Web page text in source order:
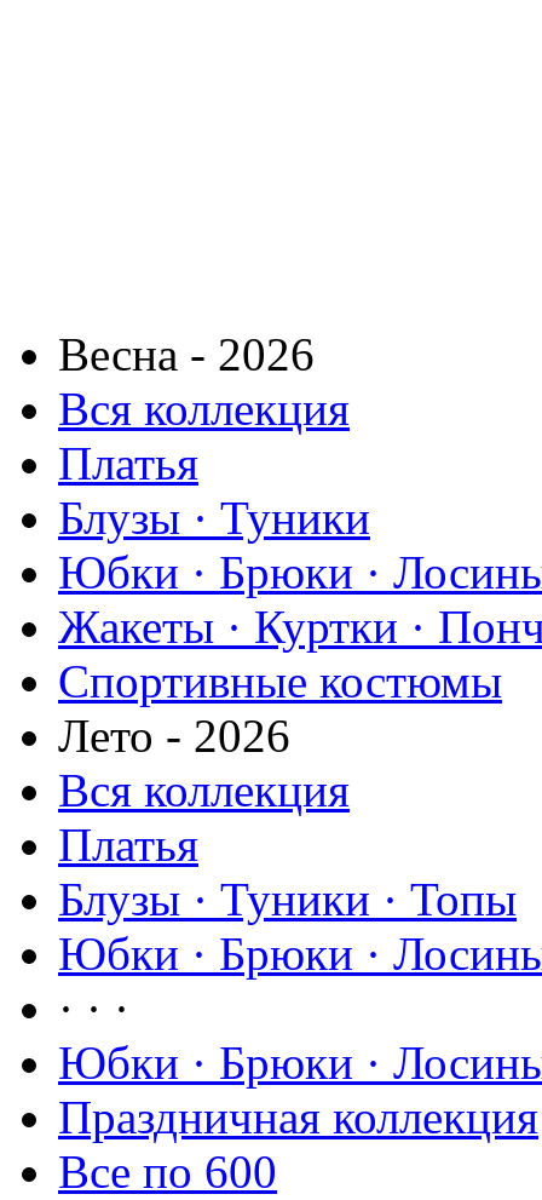
Весна - 2026
Вся коллекция
Платья
Блузы · Туники
Юбки · Брюки ·
Жакеты · Куртки ·
Спортивные костюмы
Лето - 2026
Вся коллекция
Платья
Блузы · Туники · Топы
Юбки · Брюки ·
· · ·
Юбки · Брюки ·
Праздничная коллекция
Все по 600